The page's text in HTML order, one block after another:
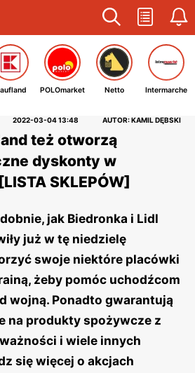
POLOmarket Netto Intermarche
2022-03-04 13:48 AUTOR: KAMIL DĘBSKI
też otworzą
dyskonty w
SKLEPÓW]
jak Biedronka i Lidl
już w tę niedzielę
swoje niektóre placówki
żeby pomóc uchodźcom
wojną. Ponadto gwarantują
na produkty spożywcze z
i wiele innych
się więcej o akcjach